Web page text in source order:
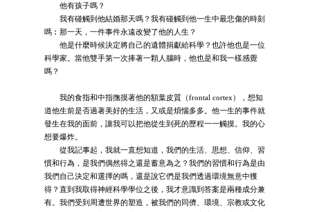
他有孩子嗎？
我有碰觸到他結婚那天嗎？我有碰觸到他一生中最悲傷的時刻
嗎︰那一天，一件事件永遠改變了他的人生？
他是什麼時候決定將自己的遺體捐獻給科學？也許他也是一位
科學家。當他雙手第一次捧著一顆人腦時，他也是和我一樣感覺
嗎？
我的食指和中指撫摸著他的額葉皮質（frontal cortex），想知
道他生前是否過著美好的生活，又或是煩惱多多。他一生的事件就
發生在我的面前，讓我可以把他從生到死的歷程一一觸摸。我的心
想要爆炸。
從我記事起，我就一直想知道，我們的生活、思想、信仰、習
慣和行為，是我們偶然得之還是蓄意為之？我們的習慣和行為是由
我們自己決定和選擇的嗎，還是說它們是我們透過環境無意中獲
得？直到我取得神經科學學位之後，我才意識到答案是兩種成分兼
有。我們受到周遭世界的塑造，被我們的同儕、環境、宗教或文化